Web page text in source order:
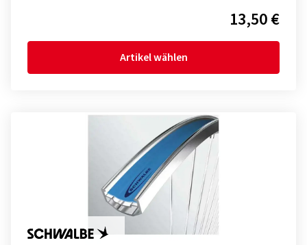
13,50 €
Artikel wählen